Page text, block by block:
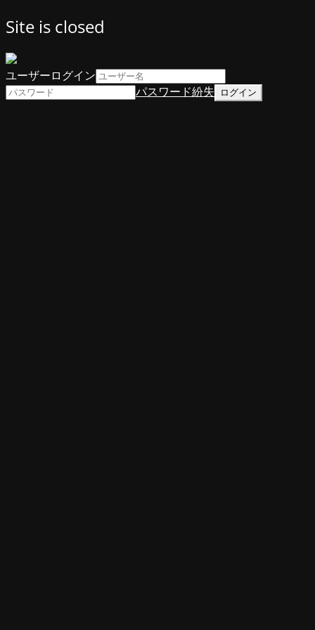
Site is closed
ユーザーログイン
パスワード紛失